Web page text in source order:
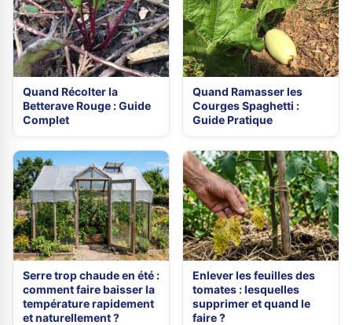
Quand Récolter la
Betterave Rouge : Guide
Complet
Quand Ramasser les
Courges Spaghetti :
Guide Pratique
Serre trop chaude en été :
comment faire baisser la
température rapidement
et naturellement ?
Enlever les feuilles des
tomates : lesquelles
supprimer et quand le
faire ?